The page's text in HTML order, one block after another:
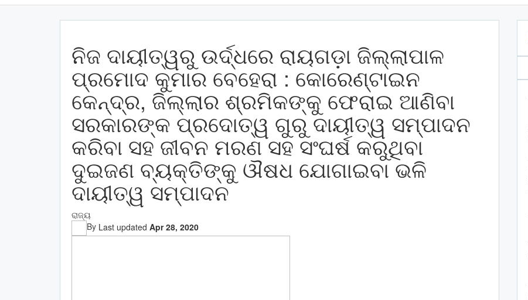
ନିଜ ଦାୟୀତ୍ୱରୁ ଉର୍ଦ୍ଧରେ ରାୟଗଡ଼ା ଜିଲ୍ଲାପାଳ
ପ୍ରମୋଦ କୁମାର ବେହେରା : କୋରେଣ୍ଟାଇନ
କେନ୍ଦ୍ର, ଜିଲ୍ଲାର ଶ୍ରମିକଙ୍କୁ ଫେରାଇ ଆଣିବା
ସରକାରଙ୍କ ପ୍ରଦୋତ୍ୱ ଗୁରୁ ଦାୟୀତ୍ୱ ସମ୍ପାଦନ
କରିବା ସହ ଜୀବନ ମରଣ ସହ ସଂଘର୍ଷ କରୁଥିବା
ଦୁଇଜଣ ବ୍ୟକ୍ତିଙ୍କୁ ଔଷଧ ଯୋଗାଇବା ଭଳି
ଦାୟୀତ୍ୱ ସମ୍ପାଦନ
ରାଜ୍ୟ
By Last updated Apr 28, 2020